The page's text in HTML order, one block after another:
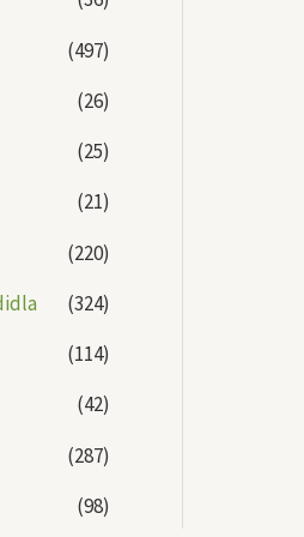
(497)
(26)
(25)
(21)
(220)
(324)
(114)
(42)
(287)
(98)